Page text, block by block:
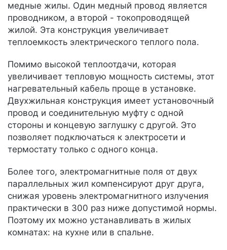
медные жилы. Один медный провод является
проводником, а второй - токопроводящей
жилой. Эта конструкция увеличивает
теплоемкость электрического теплого пола.
Помимо высокой теплоотдачи, которая
увеличивает тепловую мощность системы, этот
нагревательный кабель проще в установке.
Двухжильная конструкция имеет установочный
провод и соединительную муфту с одной
стороны и концевую заглушку с другой. Это
позволяет подключаться к электросети и
термостату только с одного конца.
Более того, электромагнитные поля от двух
параллельных жил компенсируют друг друга,
снижая уровень электромагнитного излучения
практически в 300 раз ниже допустимой нормы.
Поэтому их можно устанавливать в жилых
комнатах: на кухне или в спальне.